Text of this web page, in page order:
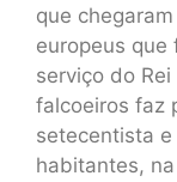
que
europeus que
serviço do Rei
falcoeiros faz
setecentista
habitantes,